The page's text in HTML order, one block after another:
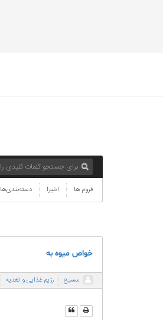
فروم ها اخیرا دسته‌بندی‌ها
خواص میوه به
مسیح رژیم غذایی و تغدیه